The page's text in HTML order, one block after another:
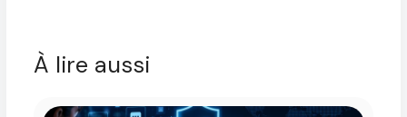
À lire aussi